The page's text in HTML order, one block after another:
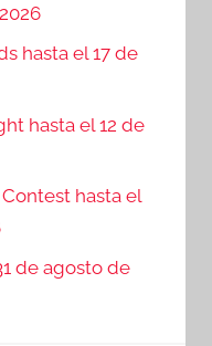
hasta el 17 de
hasta el 12 de
hasta el
de agosto de